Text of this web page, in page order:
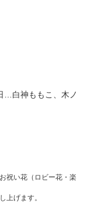
…白神ももこ、木ノ
祝い花（ロビー花・楽
上げます。